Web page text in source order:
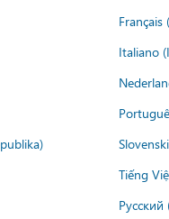
Italiano
Tiếng
Русский